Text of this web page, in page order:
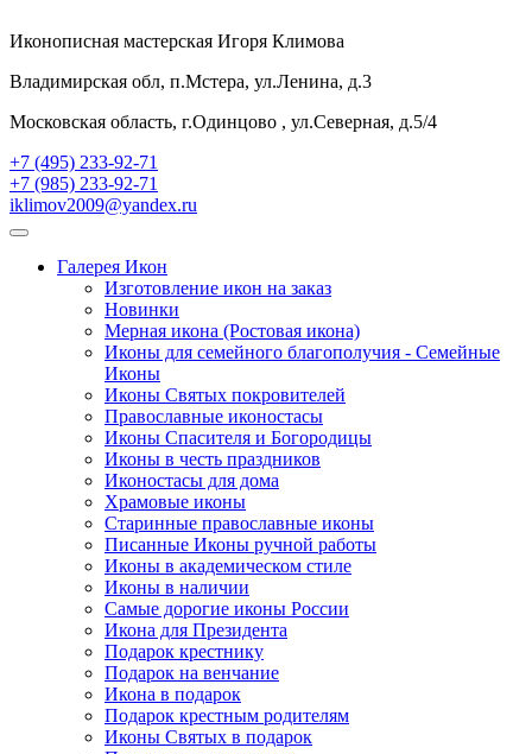
Иконописная мастерская Игоря Климова
Владимирская обл, п.Мстера, ул.Ленина, д.3
Московская область, г.Одинцово , ул.Северная, д.5/4
+7 (495) 233-92-71
+7 (985) 233-92-71
iklimov2009@yandex.ru
Галерея Икон
Изготовление икон на заказ
Новинки
Мерная икона (Ростовая икона)
Иконы для семейного благополучия - Семейные
Иконы
Иконы Святых покровителей
Православные иконостасы
Иконы Спасителя и Богородицы
Иконы в честь праздников
Иконостасы для дома
Храмовые иконы
Старинные православные иконы
Писанные Иконы ручной работы
Иконы в академическом стиле
Иконы в наличии
Самые дорогие иконы России
Икона для Президента
Подарок крестнику
Подарок на венчание
Икона в подарок
Подарок крестным родителям
Иконы Святых в подарок